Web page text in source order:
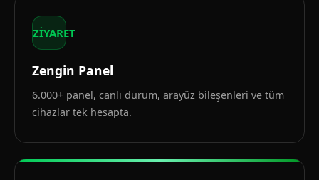
ZİYARET
Zengin Panel
6.000+ panel, canlı durum, arayüz bileşenleri ve tüm
cihazlar tek hesapta.